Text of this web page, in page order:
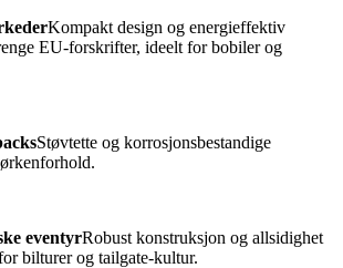
Kompakt design og energieffektiv
EU-forskrifter, ideelt for bobiler og
Støvtette og korrosjonsbestandige
eventyrRobust konstruksjon og allsidighet
bilturer og tailgate-kultur.